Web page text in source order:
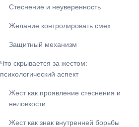
Стеснение и неуверенность
Желание контролировать смех
Защитный механизм
Что скрывается за жестом:
психологический аспект
Жест как проявление стеснения и
неловкости
Жест как знак внутренней борьбы